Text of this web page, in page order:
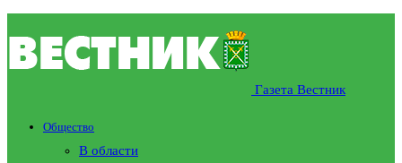
Газета Вестник
Общество
В области